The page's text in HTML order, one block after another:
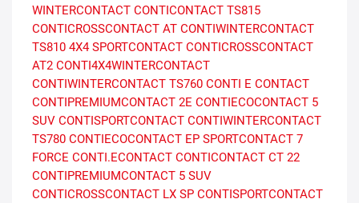
WINTERCONTACT CONTICONTACT TS815
CONTICROSSCONTACT AT CONTIWINTERCONTACT
TS810 4X4 SPORTCONTACT CONTICROSSCONTACT
AT2 CONTI4X4WINTERCONTACT
CONTIWINTERCONTACT TS760 CONTI E CONTACT
CONTIPREMIUMCONTACT 2E CONTIECOCONTACT 5
SUV CONTISPORTCONTACT CONTIWINTERCONTACT
TS780 CONTIECOCONTACT EP SPORTCONTACT 7
FORCE CONTI.ECONTACT CONTICONTACT CT 22
CONTIPREMIUMCONTACT 5 SUV
CONTICROSSCONTACT LX SP CONTISPORTCONTACT